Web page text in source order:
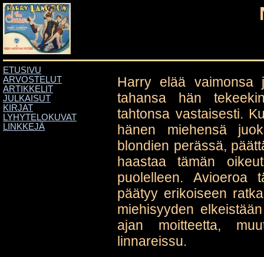
ETUSIVU
ARVOSTELUT
ARTIKKELIT
JULKAISUT
KIRJAT
LYHYTELOKUVAT
LINKKEJÄ
Harry elää vaimonsa
tahansa hän
tahtonsa vastaisesti.
hänen miehensä
blondien perässä,
haastaa tämän
puolelleen. Avioeroa
päätyy erikoiseen
miehisyyden
ajan moitteetta,
linnareissu.